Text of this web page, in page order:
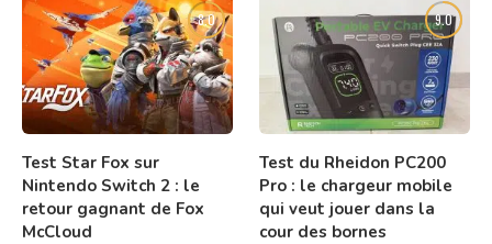
8.0
Test Star Fox sur
Nintendo Switch 2 : le
retour gagnant de Fox
McCloud
9.0
Test du Rheidon PC200
Pro : le chargeur mobile
qui veut jouer dans la
cour des bornes